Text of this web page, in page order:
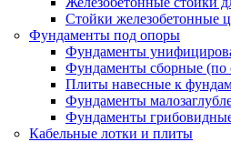
Стойки железобетонные
Фундаменты под опоры
Фундаменты
Фундаменты сборные (по
Плиты навесные к
Фундаменты
Фундаменты
Кабельные лотки и плиты